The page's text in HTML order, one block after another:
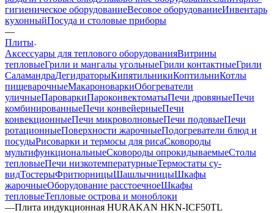
гигиеническое оборудованиеВесовое оборудованиеИнвентарь
кухонныйПосуда и столовые приборы
—
Плиты
Аксессуары для теплового оборудованияВитрины
тепловыеГрили и мангалы угольныеГрили контактныеГрили
СаламандраДегидраторыКипятильникиКоптильниКотлы
пищеварочныеМакароноваркиОбогреватели
уличныеПароваркиПароконвектоматыПечи дровяныеПечи
комбинированныеПечи конвейерныеПечи
конвекционныеПечи микроволновыеПечи подовыеПечи
ротационныеПоверхности жарочныеПодогреватели блюд и
посудыРисоварки и термосы для рисаСковороды
мультифункциональныеСковороды опрокидываемыеСтолы
тепловыеПечи низкотемпературныеТермостаты су-
видТостерыФритюрницыШашлычницыШкафы
жарочныеОборудование расстоечноеШкафы
тепловыеТепловые острова и моноблоки
—Плита индукционная HURAKAN HKN-ICF50TL